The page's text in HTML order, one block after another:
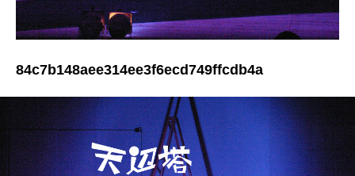
84c7b148aee314ee3f6ecd749ffcdb4a